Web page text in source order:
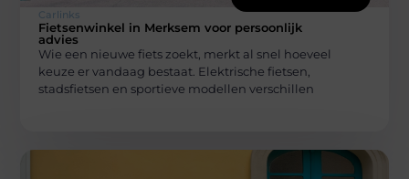
Carlinks
Fietsenwinkel in Merksem voor persoonlijk
advies
Wie een nieuwe fiets zoekt, merkt al snel hoeveel
keuze er vandaag bestaat. Elektrische fietsen,
stadsfietsen en sportieve modellen verschillen